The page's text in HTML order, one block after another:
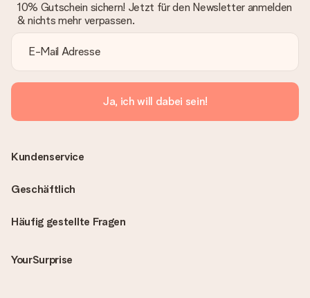
10% Gutschein sichern! Jetzt für den Newsletter anmelden
& nichts mehr verpassen.
Ja, ich will dabei sein!
Häufig gestellte Fragen
YourSurprise
Kundenservice
Geschäftlich